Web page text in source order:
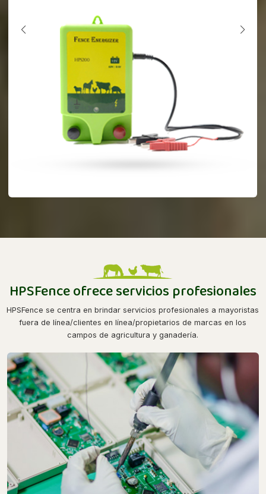
HPSFence ofrece servicios profesionales
HPSFence se centra en brindar servicios profesionales a mayoristas
fuera de línea/clientes en línea/propietarios de marcas en los
campos de agricultura y ganadería.